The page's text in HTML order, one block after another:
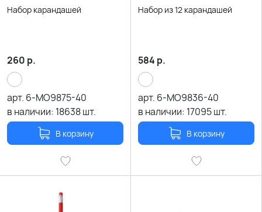
Набор карандашей
260 р.
арт. 6-MO9875-40
в наличии: 18638шт.
В корзину
Набор из 12 карандашей
584 р.
арт. 6-MO9836-40
в наличии: 17095шт.
В корзину